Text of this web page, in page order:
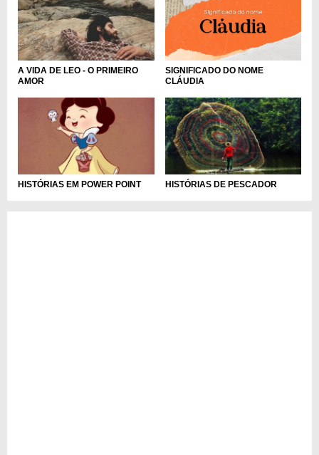
A VIDA DE LEO - O PRIMEIRO
AMOR
SIGNIFICADO DO NOME
CLÁUDIA
HISTÓRIAS EM POWER POINT HISTÓRIAS DE PESCADOR